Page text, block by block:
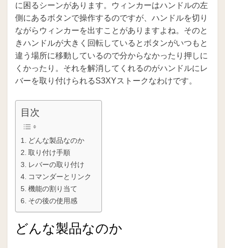
に困るシーンがあります。ウィンカーはハンドルの左
側にあるボタンで操作するのですが、ハンドルを切り
ながらウィンカーを出すことがありますよね。そのと
きハンドルが大きく回転しているとボタンがいつもと
違う場所に移動しているので分からなかったり押しに
くかったり。それを解消してくれるのがハンドルにレ
バーを取り付けられるS3XYストークなわけです。
目次
どんな製品なのか
取り付け手順
レバーの取り付け
コマンダーとリンク
機能の割り当て
その後の使用感
どんな製品なのか